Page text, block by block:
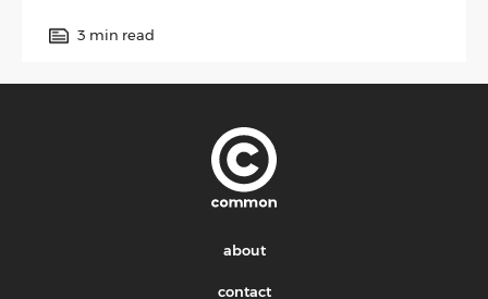
3 min read
about
contact